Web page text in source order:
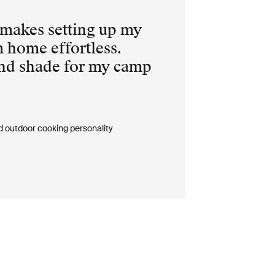
setting up my
home effortless.
shade for my camp
outdoor cooking personality